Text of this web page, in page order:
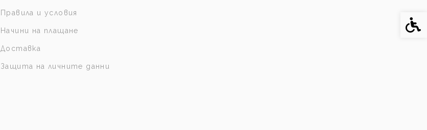
Правила и условия
Начини на плащане
Доставка
Защита на личните данни